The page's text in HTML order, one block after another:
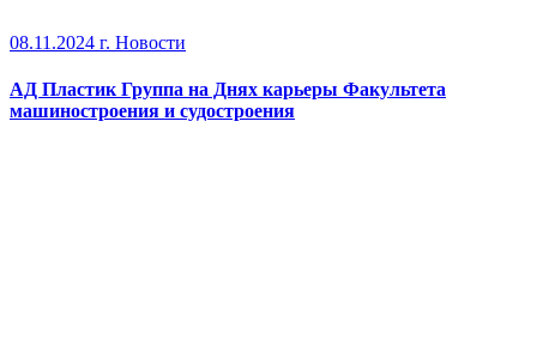
08.11.2024 г. Новости
АД Пластик Группа на Днях карьеры Факультета
машиностроения и судостроения